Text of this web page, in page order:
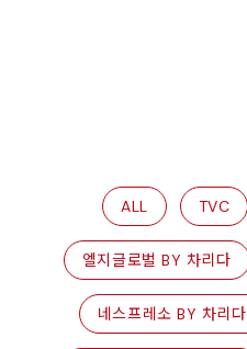
ALL TVC
엘지글로벌 BY 차리다
네스프레소 BY 차리다